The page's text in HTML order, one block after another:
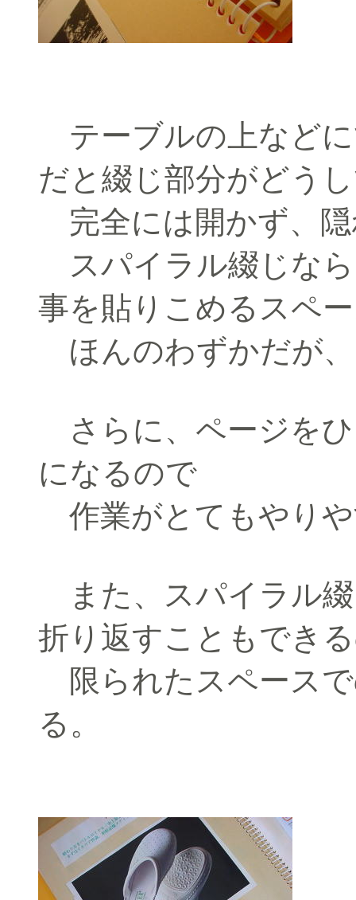
テーブルの上など
だと綴じ部分がどう
完全には開かず、
スパイラル綴じな
事を貼りこめるスペ
ほんのわずかだが
さらに、ページを
になるので
作業がとてもやり
また、スパイラル
折り返すこともでき
限られたスペース
る。